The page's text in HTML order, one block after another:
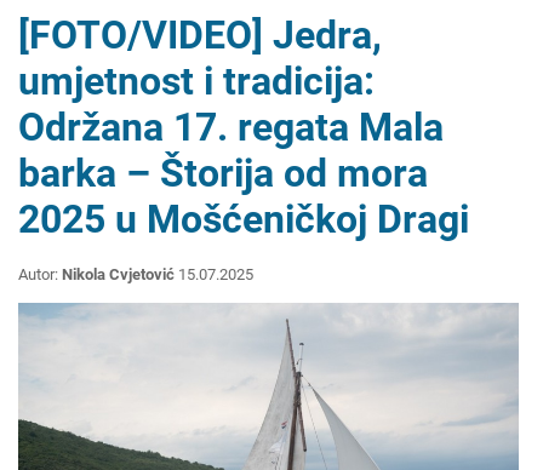
[FOTO/VIDEO] Jedra,
umjetnost i tradicija:
Održana 17. regata Mala
barka – Štorija od mora
2025 u Mošćeničkoj Dragi
Autor: Nikola Cvjetović 15.07.2025